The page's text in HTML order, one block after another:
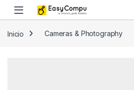
Skip to navigation
Skip to content
Inicio Cameras & Photography